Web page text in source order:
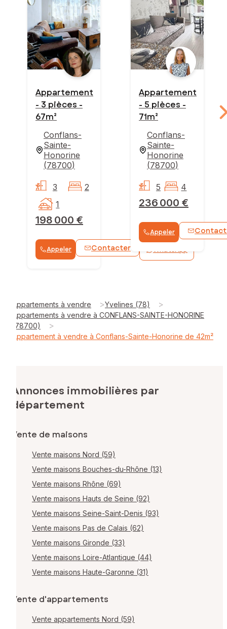
Appartement
- 3 pièces -
67m²
Conflans-
Sainte-
Honorine
(78700)
198 000 €
3
2
1
Appeler Contacter WhatsApp
Appartement
- 5 pièces -
71m²
Conflans-
Sainte-
Honorine
(78700)
236 000 €
5 4
Appeler
Appartements à vendre >Yvelines (78) >
Appartements à vendre à CONFLANS-SAINTE-HONORINE
(78700)
>
Appartement à vendre à Conflans-Sainte-Honorine de 42m²
Annonces immobilières par
département
Vente de maisons
Vente maisons Nord (59)
Vente maisons Bouches-du-Rhône (13)
Vente maisons Rhône (69)
Vente maisons Hauts de Seine (92)
Vente maisons Seine-Saint-Denis (93)
Vente maisons Pas de Calais (62)
Vente maisons Gironde (33)
Vente maisons Loire-Atlantique (44)
Vente maisons Haute-Garonne (31)
Vente d'appartements
Vente appartements Nord (59)